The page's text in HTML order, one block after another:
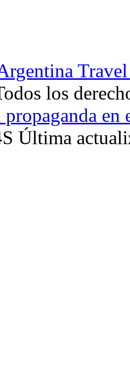
los
en
Última